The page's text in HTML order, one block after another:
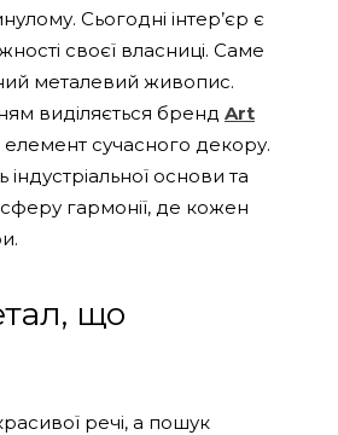
Сьогодні інтер’єр є
своєї власниці. Саме
металевий живопис.
виділяється бренд Art
елемент сучасного декору.
основи та
гармонії, де кожен
що
речі, а пошук